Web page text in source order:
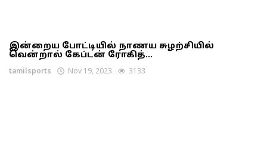
இன்றைய போட்டியில் நாணய சுழற்சியில்
வென்றால் கேப்டன் ரோகித்...
tamilsports Nov 19, 2023 3133